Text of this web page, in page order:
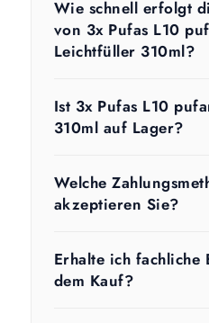
Wie schnell erfolgt
von 3x Pufas L10
Leichtfüller 310ml?
Ist 3x Pufas L10
310ml auf Lager?
Welche
akzeptieren Sie?
Erhalte ich fachliche
dem Kauf?